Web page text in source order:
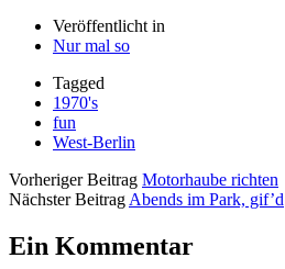
Veröffentlicht in
Nur mal so
Tagged
1970's
fun
West-Berlin
Vorheriger Beitrag Motorhaube richten
Nächster BeitragAbends im Park, gif’d
Ein Kommentar